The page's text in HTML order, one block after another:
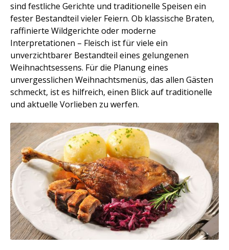
sind festliche Gerichte und traditionelle Speisen ein
fester Bestandteil vieler Feiern. Ob klassische Braten,
raffinierte Wildgerichte oder moderne
Interpretationen – Fleisch ist für viele ein
unverzichtbarer Bestandteil eines gelungenen
Weihnachtsessens. Für die Planung eines
unvergesslichen Weihnachtsmenüs, das allen Gästen
schmeckt, ist es hilfreich, einen Blick auf traditionelle
und aktuelle Vorlieben zu werfen.